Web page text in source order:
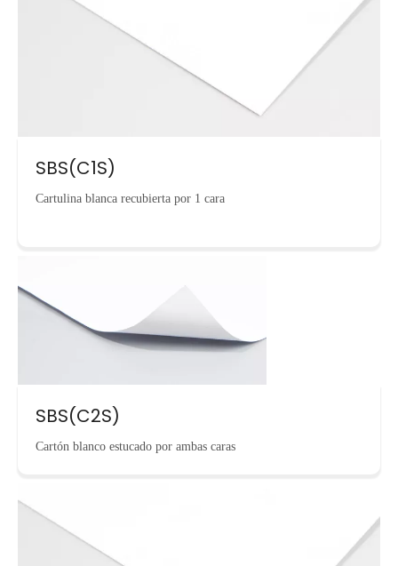
SBS(C1S)
Cartulina blanca recubierta por 1 cara
SBS(C2S)
Cartón blanco estucado por ambas caras